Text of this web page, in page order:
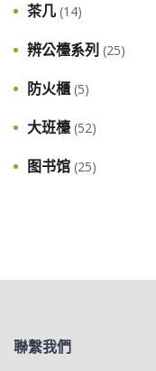
茶几 (14)
辨公檯系列 (25)
防火櫃 (5)
大班檯 (52)
图书馆 (25)
聯繫我們